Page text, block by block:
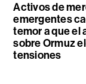
Activos de
emergentes
temor a que el
sobre Ormuz
tensiones